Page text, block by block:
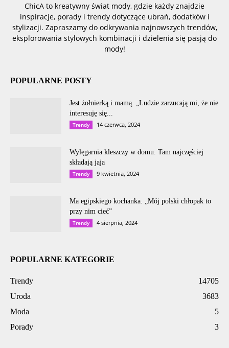
ChicA to kreatywny świat mody, gdzie każdy znajdzie
inspiracje, porady i trendy dotyczące ubrań, dodatków i
stylizacji. Zapraszamy do odkrywania najnowszych trendów,
eksplorowania stylowych kombinacji i dzielenia się pasją do
mody!
POPULARNE POSTY
Jest żołnierką i mamą. „Ludzie zarzucają mi, że nie
interesuję się...
Trendy 14 czerwca, 2024
Wylęgarnia kleszczy w domu. Tam najczęściej
składają jaja
Trendy 9 kwietnia, 2024
Ma egipskiego kochanka. „Mój polski chłopak to
przy nim cieć”
Trendy 4 sierpnia, 2024
POPULARNE KATEGORIE
Trendy
14705
Uroda
3683
Moda
5
Porady
3